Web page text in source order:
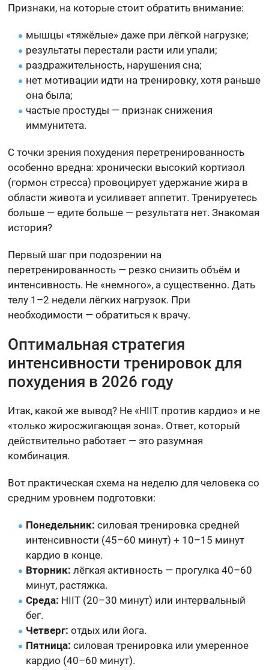
Признаки, на которые стоит обратить внимание:
мышцы «тяжёлые» даже при лёгкой нагрузке;
результаты перестали расти или упали;
раздражительность, нарушения сна;
нет мотивации идти на тренировку, хотя раньше
она была;
частые простуды — признак снижения
иммунитета.
С точки зрения похудения перетренированность
особенно вредна: хронически высокий кортизол
(гормон стресса) провоцирует удержание жира в
области живота и усиливает аппетит. Тренируетесь
больше — едите больше — результата нет. Знакомая
история?
Первый шаг при подозрении на
перетренированность — резко снизить объём и
интенсивность. Не «немного», а существенно. Дать
телу 1–2 недели лёгких нагрузок. При
необходимости — обратиться к врачу.
Оптимальная стратегия
интенсивности тренировок для
похудения в 2026 году
Итак, какой же вывод? Не «HIIT против кардио» и не
«только жиросжигающая зона». Ответ, который
действительно работает — это разумная
комбинация.
Вот практическая схема на неделю для человека со
средним уровнем подготовки:
Понедельник: силовая тренировка средней
интенсивности (45–60 минут) + 10–15 минут
кардио в конце.
Вторник: лёгкая активность — прогулка 40–60
минут, растяжка.
Среда: HIIT (20–30 минут) или интервальный
бег.
Четверг: отдых или йога.
Пятница: силовая тренировка или умеренное
кардио (40–60 минут).